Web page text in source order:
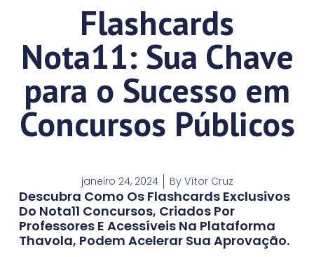
Flashcards
Nota11: Sua Chave
para o Sucesso em
Concursos Públicos
janeiro 24, 2024 ByVítor Cruz
Descubra Como Os Flashcards Exclusivos
Do Nota11 Concursos, Criados Por
Professores E Acessíveis Na Plataforma
Thavola, Podem Acelerar Sua Aprovação.